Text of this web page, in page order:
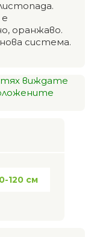
оранжаво.
cиcтeмa.
виждате
120 см